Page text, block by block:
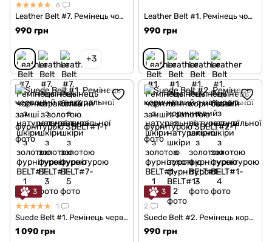
6
Leather Belt #7. Ремінець чорний з натуральної шкіри з золотою фурнітурою
990 грн
+3
Leather Belt #1. Ремінець чорний з натуральної шкіри з золотою фурнітурою
990 грн
3
1
Suede Belt #1. Ремінець червоний з натуральної замші з золотою фурнітурою
1 090 грн
3
2
Suede Belt #2. Ремінець коричневий з натуральної замші з золотою фурнітурою
990 грн